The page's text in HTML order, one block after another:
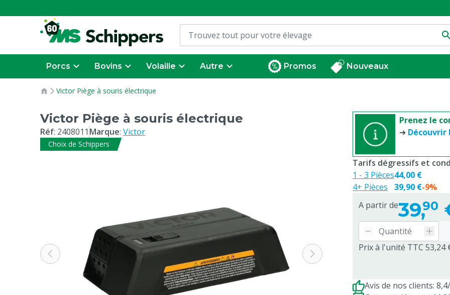
Porcs Bovins Volaille Autre Promos Nouveaux
Victor Piège à souris électrique
Victor Piège à souris électrique
Réf: 2408011 Marque: Victor
Choix de Schippers
Prenez le
➜ Découvrir
A partir de39,90
Prix à l'unité TTC 53,24
Tarifs dégressifs et
1 - 3 Pièces
4+ Pièces
44,00 €
39,90 €-9%
Avis de nos clients: